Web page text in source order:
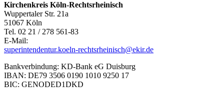
Kirchenkreis Köln-Rechtsrheinisch
Wuppertaler Str. 21a
51067 Köln
Tel. 02 21 / 278 561-83
E-Mail:
superintendentur.koeln-rechtsrheinisch@ekir.de
Bankverbindung: KD-Bank eG Duisburg
IBAN: DE79 3506 0190 1010 9250 17
BIC: GENODED1DKD